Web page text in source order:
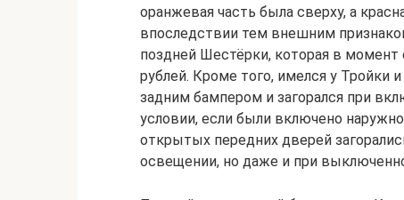
оранжевая часть была сверху, а
впоследствии тем внешним
поздней Шестёрки, которая в момент
рублей. Кроме того, имелся у Тройки
задним бампером и загорался при
условии, если были включено
открытых передних дверей
освещении, но даже и при